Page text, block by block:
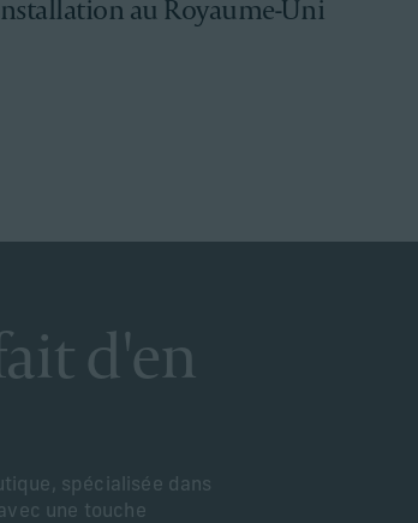
au Royaume-Uni
d'en
spécialisée dans
une touche